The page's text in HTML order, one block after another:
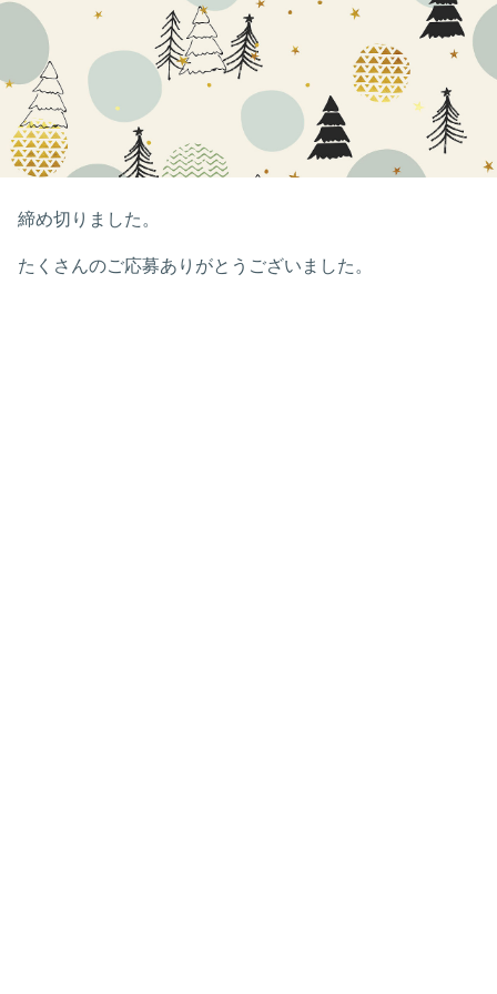
締め切りました。
たくさんのご応募ありがとうございました。